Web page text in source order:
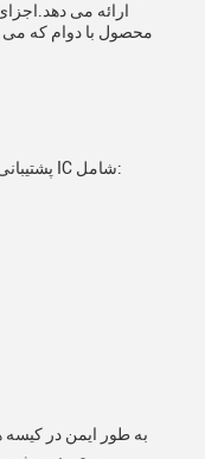
ارائه می
محصول با دوام که
پشتیبانی فنی و خدمات ما برای قطعات الکترونیکی IC شامل: